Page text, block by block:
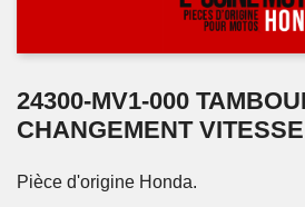
24300-MV1-000
CHANGEMENT VITESSE
Pièce d'origine Honda.